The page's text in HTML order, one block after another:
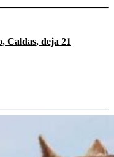
Caldas, deja 21